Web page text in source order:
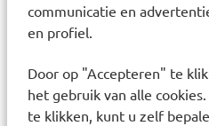
communicatie en
en profiel.
Door op "Accepteren" te
het gebruik van alle
te klikken, kunt u zelf
Dimethicone - Disodium
Trisiloxane - Glyceryl
/ Silica - Stearic Acid -
Triethanolamine -